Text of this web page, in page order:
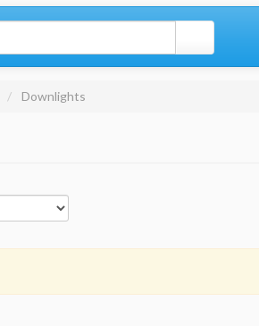
Downlights